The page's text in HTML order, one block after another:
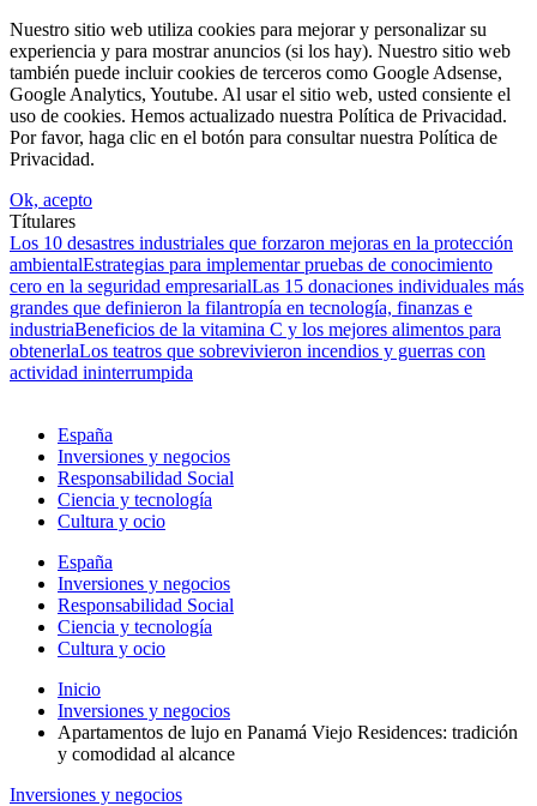
Nuestro sitio web utiliza cookies para mejorar y personalizar su
experiencia y para mostrar anuncios (si los hay). Nuestro sitio web
también puede incluir cookies de terceros como Google Adsense,
Google Analytics, Youtube. Al usar el sitio web, usted consiente el
uso de cookies. Hemos actualizado nuestra Política de Privacidad.
Por favor, haga clic en el botón para consultar nuestra Política de
Privacidad.
Ok, acepto
Títulares
Los 10 desastres industriales que forzaron mejoras en la protección
ambientalEstrategias para implementar pruebas de conocimiento
cero en la seguridad empresarialLas 15 donaciones individuales más
grandes que definieron la filantropía en tecnología, finanzas e
industriaBeneficios de la vitamina C y los mejores alimentos para
obtenerlaLos teatros que sobrevivieron incendios y guerras con
actividad ininterrumpida
España
Inversiones y negocios
Responsabilidad Social
Ciencia y tecnología
Cultura y ocio
España
Inversiones y negocios
Responsabilidad Social
Ciencia y tecnología
Cultura y ocio
Inicio
Inversiones y negocios
Apartamentos de lujo en Panamá Viejo Residences: tradición
y comodidad al alcance
Inversiones y negocios